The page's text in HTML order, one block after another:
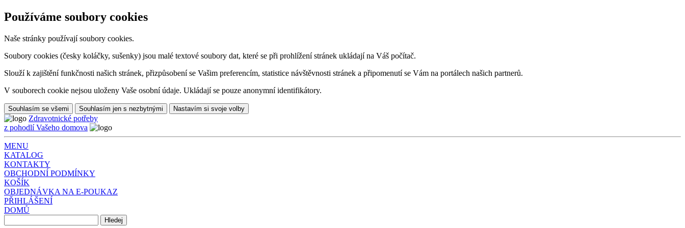
Používáme soubory cookies
Naše stránky používají soubory cookies.
Soubory cookies (česky koláčky, sušenky) jsou malé textové soubory dat, které se při prohlížení stránek ukládají na Váš počítač.
Slouží k zajištění funkčnosti našich stránek, přizpůsobení se Vašim preferencím, statistice návštěvnosti stránek a připomenutí se Vám na portálech našich partnerů.
V souborech cookie nejsou uloženy Vaše osobní údaje. Ukládají se pouze anonymní identifikátory.
Souhlasím se všemi Souhlasím jen s nezbytnými Nastavím si svoje volby
Zdravotnické potřeby
z pohodlí Vašeho domova
MENU
KATALOG
KONTAKTY
OBCHODNÍ PODMÍNKY
KOŠÍK
OBJEDNÁVKA NA E-POUKAZ
PŘIHLÁŠENÍ
DOMŮ